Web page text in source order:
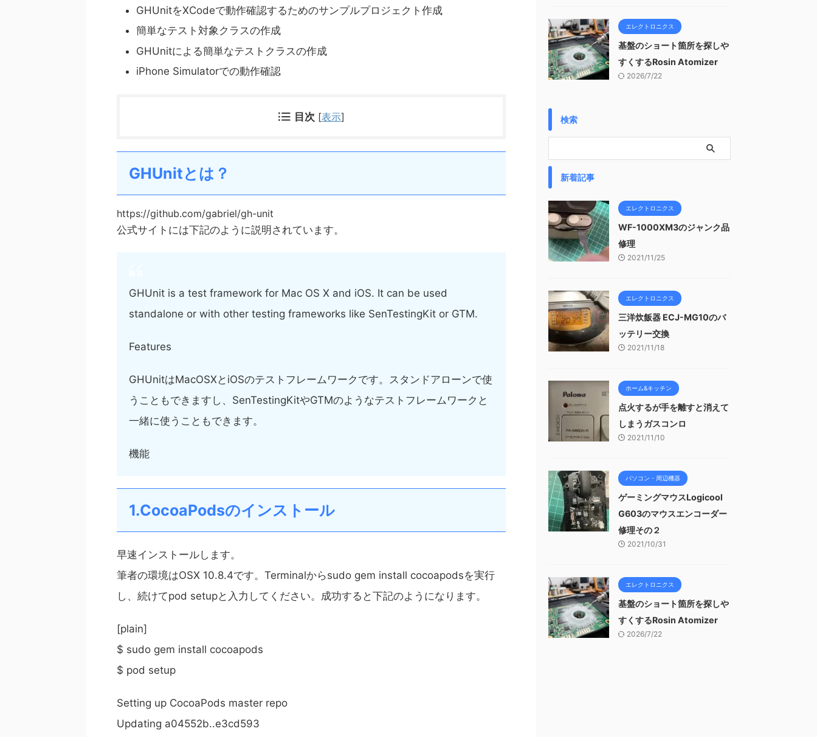
GHUnitをXCodeで動作確認するためのサンプルプロジェクト作成
簡単なテスト対象クラスの作成
GHUnitによる簡単なテストクラスの作成
iPhone Simulatorでの動作確認
目次 [表示]
GHUnitとは？
https://github.com/gabriel/gh-unit
公式サイトには下記のように説明されています。
GHUnit is a test framework for Mac OS X and iOS. It can be used
standalone or with other testing frameworks like SenTestingKit or GTM.
Features
GHUnitはMacOSXとiOSのテストフレームワークです。スタンドアローンで使
うこともできますし、SenTestingKitやGTMのようなテストフレームワークと
一緒に使うこともできます。
機能
1.CocoaPodsのインストール
早速インストールします。
筆者の環境はOSX 10.8.4です。Terminalからsudo gem install cocoapodsを実行
し、続けてpod setupと入力してください。成功すると下記のようになります。
[plain]
$ sudo gem install cocoapods
$ pod setup
Setting up CocoaPods master repo
Updating a04552b..e3cd593
エレクトロニクス
基盤のショート箇所を探しや
すくするRosin Atomizer
2026/7/22
検索
新着記事
エレクトロニクス
WF-1000XM3のジャンク品
修理
2021/11/25
エレクトロニクス
三洋炊飯器 ECJ-MG10のバ
ッテリー交換
2021/11/18
ホーム&キッチン
点火するが手を離すと消えて
しまうガスコンロ
2021/11/10
パソコン・周辺機器
ゲーミングマウスLogicool
G603のマウスエンコーダー
修理その２
2021/10/31
エレクトロニクス
基盤のショート箇所を探しや
すくするRosin Atomizer
2026/7/22